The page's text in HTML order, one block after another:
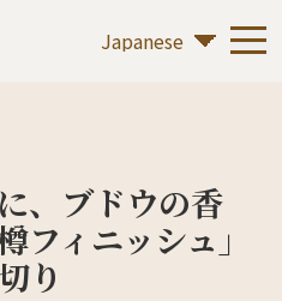
、ブドウの香
フィニッシュ」
り